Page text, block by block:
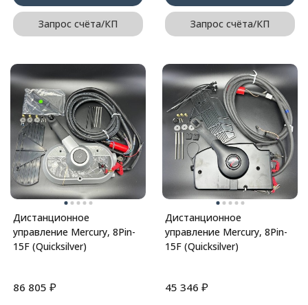
Запрос счёта/КП Запрос счёта/КП
Дистанционное
управление Mercury, 8Pin-
15F (Quicksilver)
86 805 ₽
Дистанционное
управление Mercury, 8Pin-
15F (Quicksilver)
45 346 ₽